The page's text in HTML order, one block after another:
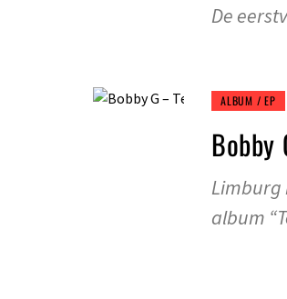
De
ALBUM / EP
Bobby
Limburg
album